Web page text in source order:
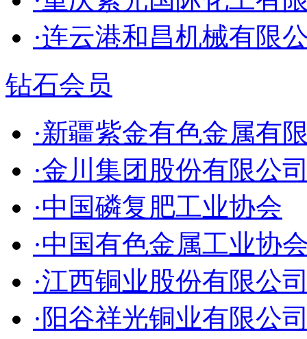
·连云港和昌机械有限
钻石会员
·新疆紫金有色金属有
·金川集团股份有限公
·中国磷复肥工业协会
·中国有色金属工业协
·江西铜业股份有限公
·阳谷祥光铜业有限公